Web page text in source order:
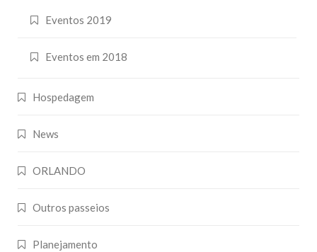
Eventos 2019
Eventos em 2018
Hospedagem
News
ORLANDO
Outros passeios
Planejamento